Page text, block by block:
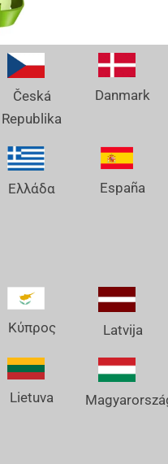
Česká
Republika
Danmark
Ελλάδα España
Κύπρος Latvija
Lietuva